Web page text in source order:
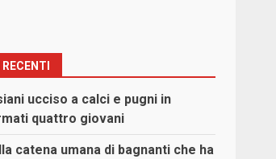
ucciso a calci e pugni in
quattro giovani
catena umana di bagnanti che ha